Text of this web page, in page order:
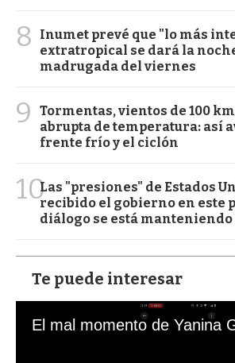
8
Inumet prevé que "lo más
extratropical se dará la
madrugada del viernes
9
Tormentas, vientos de 100
abrupta de temperatura: así
frente frío y el ciclón
10Las "presiones" de Estados
recibido el gobierno en este
diálogo se está manteniendo
Te puede interesar